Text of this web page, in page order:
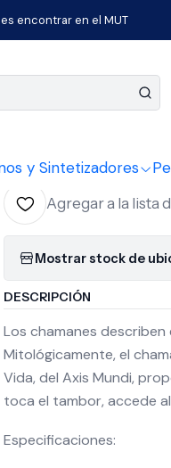
y Sintetizadores
encontrar en el MUT
Shaman Tribal 20''
|
Tambor
Agregar a la lista
Mostrar stock de
DESCRIPCIÓN
Los chamanes
Mitológicamente, el
Vida, del Axis Mundi,
toca el tambor, accede
Especificaciones: